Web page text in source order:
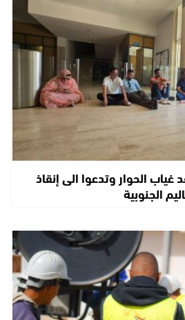
غياب الحوار وتدعوا الى إنقاذ
الجنوبية